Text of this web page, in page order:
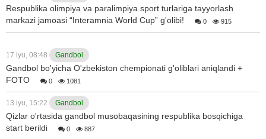
Respublika olimpiya va paralimpiya sport turlariga tayyorlash
markazi jamoasi “Interamnia World Cup” g'olibi!
0 915
17 iyu, 08:48 Gandbol
Gandbol bo'yicha O'zbekiston chempionati g'oliblari aniqlandi +
FOTO
0 1081
13 iyu, 15:22 Gandbol
Qizlar o'rtasida gandbol musobaqasining respublika bosqichiga
start berildi
0 887